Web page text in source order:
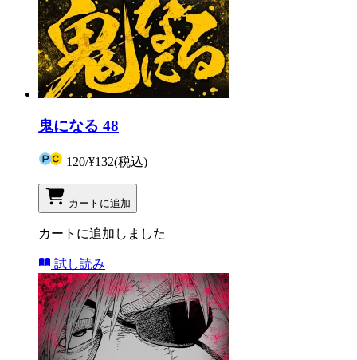
鬼になる 48
120/¥132(税込)
カートに追加
カートに追加しました
試し読み